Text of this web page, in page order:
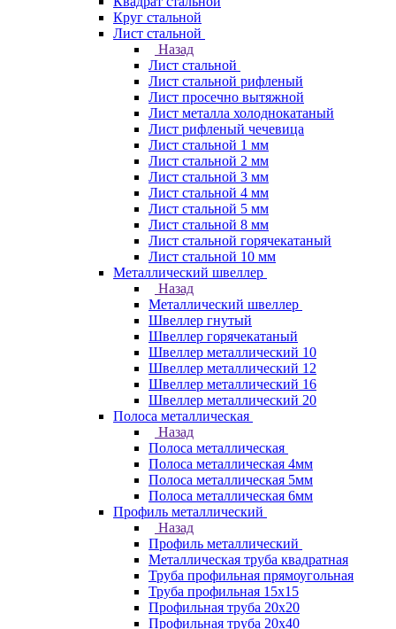
Круг стальной
Лист стальной
Назад
Лист стальной
Лист стальной рифленый
Лист просечно вытяжной
Лист металла холоднокатаный
Лист рифленый чечевица
Лист стальной 1 мм
Лист стальной 2 мм
Лист стальной 3 мм
Лист стальной 4 мм
Лист стальной 5 мм
Лист стальной 8 мм
Лист стальной горячекатаный
Лист стальной 10 мм
Металлический швеллер
Назад
Металлический швеллер
Швеллер гнутый
Швеллер горячекатаный
Швеллер металлический 10
Швеллер металлический 12
Швеллер металлический 16
Швеллер металлический 20
Полоса металлическая
Назад
Полоса металлическая
Полоса металлическая 4мм
Полоса металлическая 5мм
Полоса металлическая 6мм
Профиль металлический
Назад
Профиль металлический
Металлическая труба квадратная
Труба профильная прямоугольная
Труба профильная 15х15
Профильная труба 20х20
Профильная труба 20х40